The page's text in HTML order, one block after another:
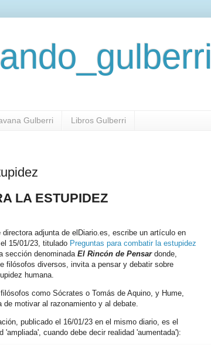
Gulberri Libros Gulberri
LA ESTUPIDEZ
directora adjunta de elDiario.es, escribe un artículo en
15/01/23, titulado Preguntas para combatir la estupidez
sección denominada El Rincón de Pensar donde,
filósofos diversos, invita a pensar y debatir sobre
humana.
como Sócrates o Tomás de Aquino, y Hume,
motivar al razonamiento y al debate.
publicado el 16/01/23 en el mismo diario, es el
'ampliada', cuando debe decir realidad 'aumentada'):